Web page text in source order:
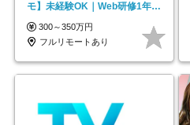
モ】未経験OK｜Web研修1年間
｜副業OK
300～350万円
フルリモートあり